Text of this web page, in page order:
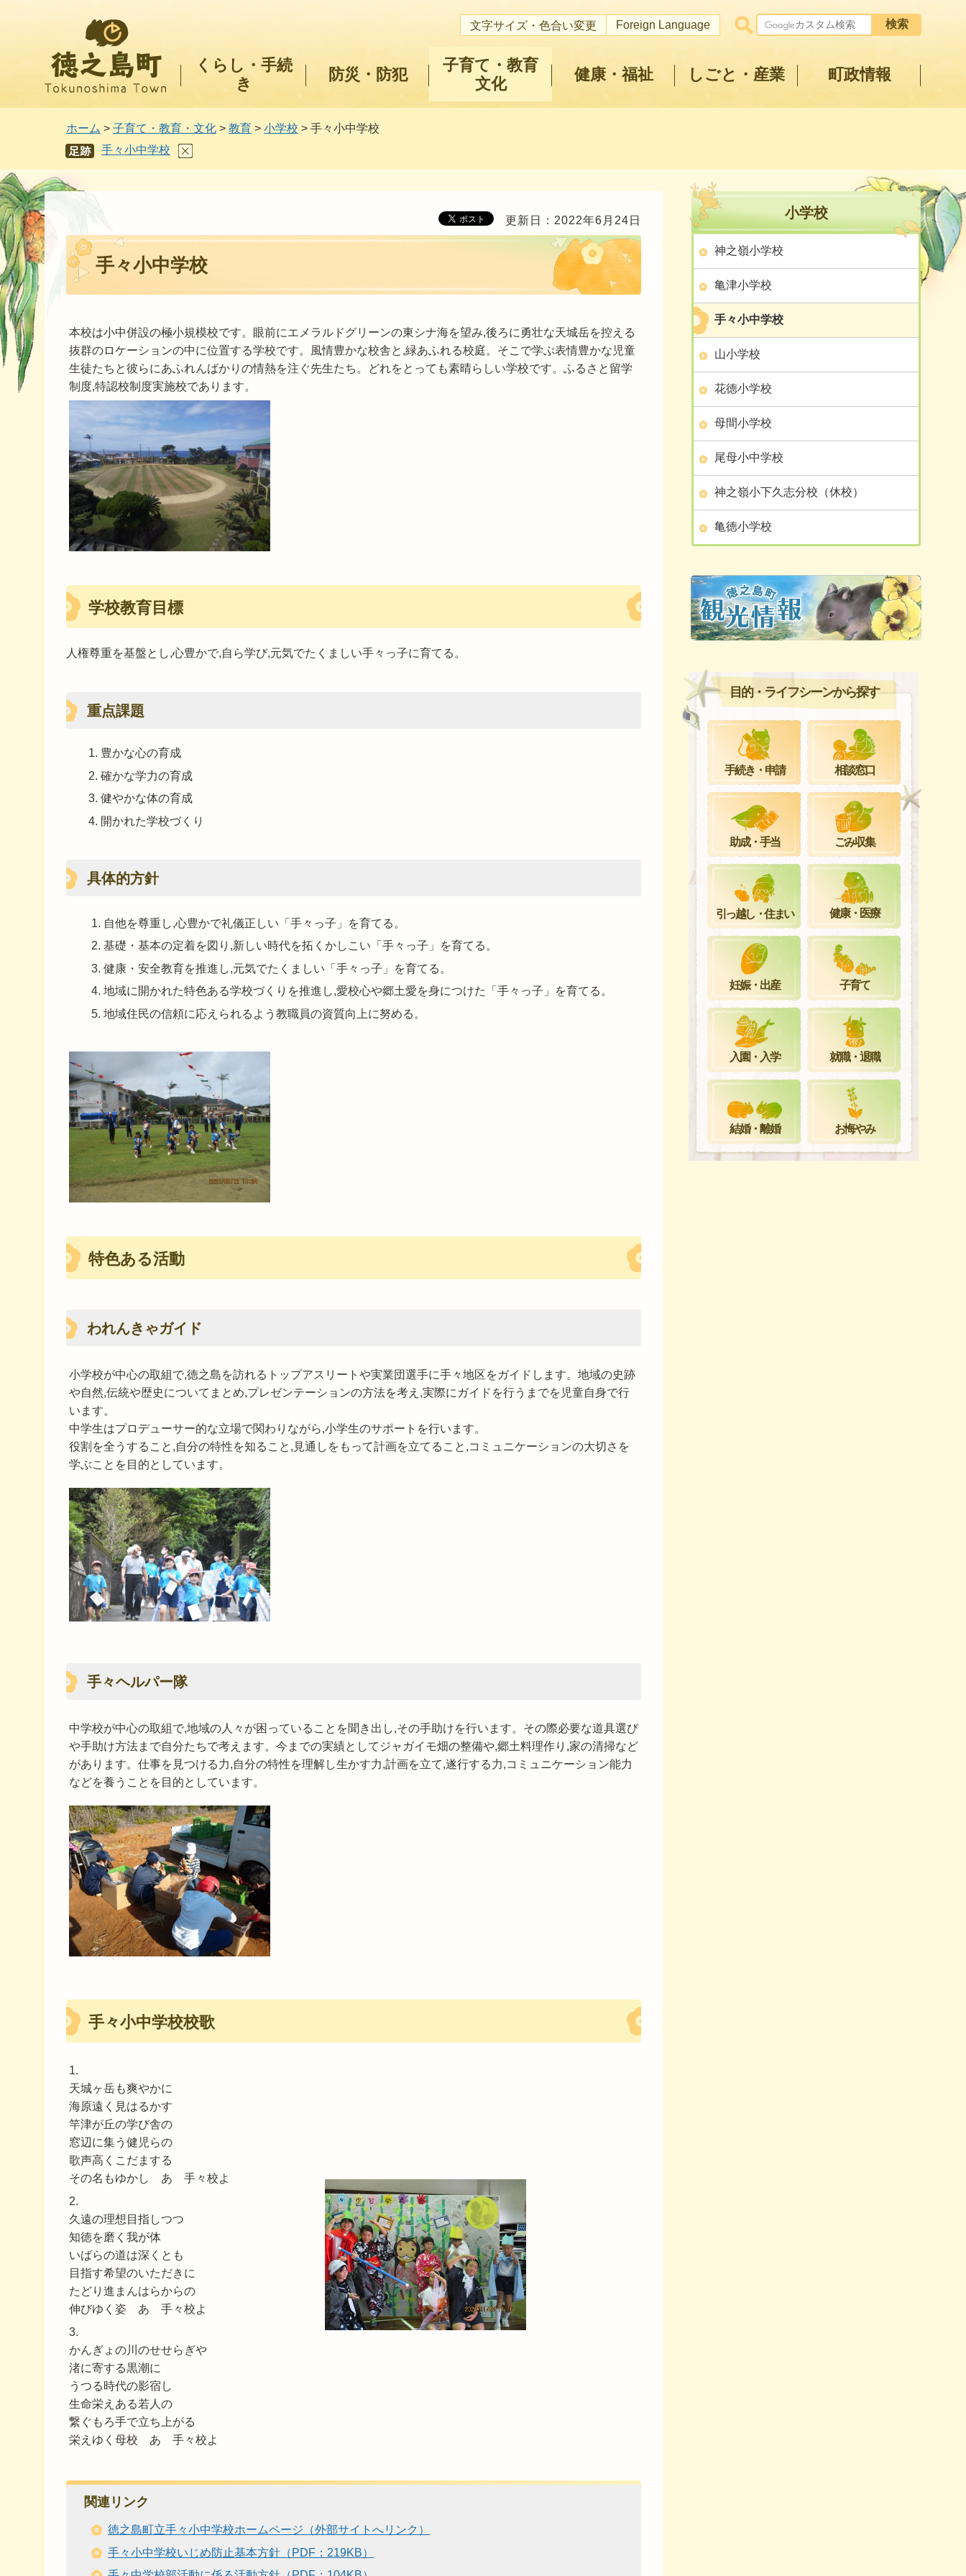
文字サイズ・色合い変更 Foreign Language
くらし・手続
き
防災・防犯
子育て・教育
文化
健康・福祉 しごと・産業 町政情報
ホーム > 子育て・教育・文化 > 教育 > 小学校 > 手々小中学校
あし
あと
手々小中学校
更新日：2022年6月24日
手々小中学校
本校は小中併設の極小規模校です。眼前にエメラルドグリーンの東シナ海を望み,後ろに勇壮な天城岳を控える
抜群のロケーションの中に位置する学校です。風情豊かな校舎と,緑あふれる校庭。そこで学ぶ表情豊かな児童
生徒たちと彼らにあふれんばかりの情熱を注ぐ先生たち。どれをとっても素晴らしい学校です。ふるさと留学
制度,特認校制度実施校であります。
学校教育目標
人権尊重を基盤とし,心豊かで,自ら学び,元気でたくましい手々っ子に育てる。
重点課題
豊かな心の育成
確かな学力の育成
健やかな体の育成
開かれた学校づくり
具体的方針
自他を尊重し,心豊かで礼儀正しい「手々っ子」を育てる。
基礎・基本の定着を図り,新しい時代を拓くかしこい「手々っ子」を育てる。
健康・安全教育を推進し,元気でたくましい「手々っ子」を育てる。
地域に開かれた特色ある学校づくりを推進し,愛校心や郷土愛を身につけた「手々っ子」を育てる。
地域住民の信頼に応えられるよう教職員の資質向上に努める。
特色ある活動
われんきゃガイド
小学校が中心の取組で,徳之島を訪れるトップアスリートや実業団選手に手々地区をガイドします。地域の史跡
や自然,伝統や歴史についてまとめ,プレゼンテーションの方法を考え,実際にガイドを行うまでを児童自身で行
います。
中学生はプロデューサー的な立場で関わりながら,小学生のサポートを行います。
役割を全うすること,自分の特性を知ること,見通しをもって計画を立てること,コミュニケーションの大切さを
学ぶことを目的としています。
手々ヘルパー隊
中学校が中心の取組で,地域の人々が困っていることを聞き出し,その手助けを行います。その際必要な道具選び
や手助け方法まで自分たちで考えます。今までの実績としてジャガイモ畑の整備や,郷土料理作り,家の清掃など
があります。仕事を見つける力,自分の特性を理解し生かす力,計画を立て,遂行する力,コミュニケーション能力
などを養うことを目的としています。
手々小中学校校歌
1.
天城ヶ岳も爽やかに
海原遠く見はるかす
竿津が丘の学び舎の
窓辺に集う健児らの
歌声高くこだまする
その名もゆかし あゝ手々校よ
2.
久遠の理想目指しつつ
知徳を磨く我が体
いばらの道は深くとも
目指す希望のいただきに
たどり進まんはらからの
伸びゆく姿 あゝ手々校よ
3.
かんぎょの川のせせらぎや
渚に寄する黒潮に
うつる時代の影宿し
生命栄えある若人の
繋ぐもろ手で立ち上がる
栄えゆく母校 あゝ手々校よ
関連リンク
徳之島町立手々小中学校ホームページ（外部サイトへリンク）
手々小中学校いじめ防止基本方針（PDF：219KB）
小学校
神之嶺小学校
亀津小学校
手々小中学校
山小学校
花徳小学校
母間小学校
尾母小中学校
神之嶺小下久志分校（休校）
亀徳小学校
目的・ライフシーンから探す
手続き・申請 相談窓口
助成・手当 ごみ収集
引っ越し・住まい 健康・医療
妊娠・出産 子育て
入園・入学 就職・退職
結婚・離婚 お悔やみ